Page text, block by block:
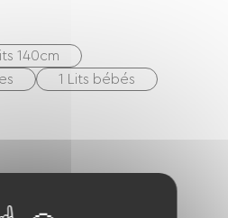
du gouffre.
140cm
1 Lits bébés